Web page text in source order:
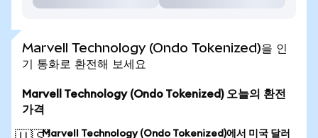
Marvell Technology (Ondo Tokenized)을 인
기 통화로 환전해 보세요
Marvell Technology (Ondo Tokenized) 오늘의 환전
가격
Marvell Technology (Ondo Tokenized)에서 미국 달러